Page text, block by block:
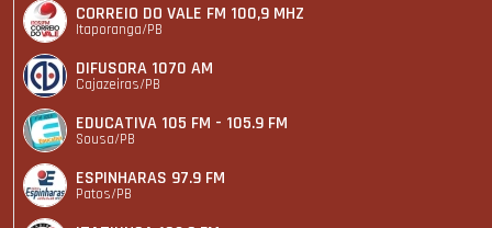
CORREIO DO VALE FM 100,9 MHZ
Itaporanga/PB
DIFUSORA 1070 AM
Cajazeiras/PB
EDUCATIVA 105 FM - 105.9 FM
Sousa/PB
ESPINHARAS 97.9 FM
Patos/PB